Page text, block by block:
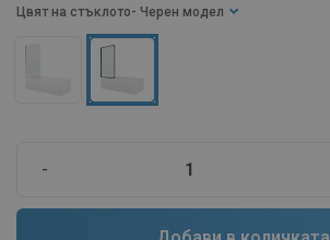
Цвят на стъклото - Черен модел
-